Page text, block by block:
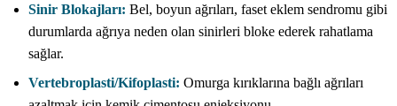
Sinir Blokajları: Bel, boyun ağrıları, faset eklem sendromu gibi
durumlarda ağrıya neden olan sinirleri bloke ederek rahatlama
sağlar.
Vertebroplasti/Kifoplasti: Omurga kırıklarına bağlı ağrıları